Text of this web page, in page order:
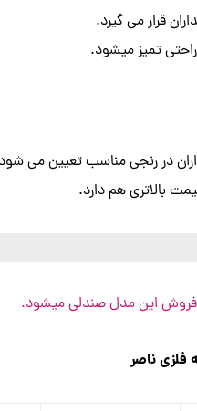
قرار می گیرد.
تمیز میشود.
در رنجی مناسب تعیین می
بالاتری هم دارد.
این مدل صندلی میشود.
ناصر